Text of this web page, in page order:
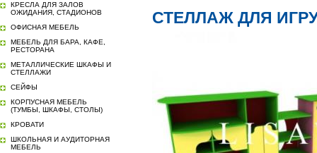
КРЕСЛА ДЛЯ ЗАЛОВ
ОЖИДАНИЯ, СТАДИОНОВ
ОФИСНАЯ МЕБЕЛЬ
МЕБЕЛЬ ДЛЯ БАРА, КАФЕ,
РЕСТОРАНА
МЕТАЛЛИЧЕСКИЕ ШКАФЫ И
СТЕЛЛАЖИ
СЕЙФЫ
КОРПУСНАЯ МЕБЕЛЬ
(ТУМБЫ, ШКАФЫ, СТОЛЫ)
КРОВАТИ
ШКОЛЬНАЯ И АУДИТОРНАЯ
МЕБЕЛЬ
СТЕЛЛАЖ ДЛЯ